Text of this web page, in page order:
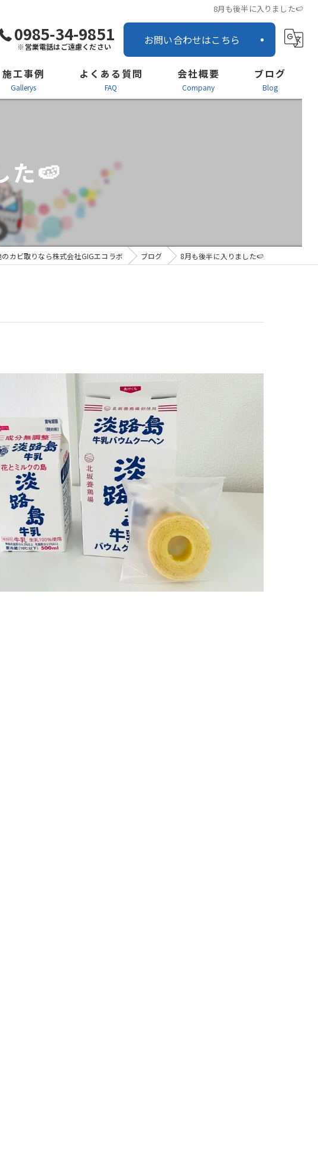
8月も後半に入りました🍉
0985-34-9851
※営業電話はご遠慮ください お問い合わせはこちら
施工
施工事例
gallerys
よくある質問
FAQ
会社概要
company
ブログ
blog
た🍉
カビ取りなら株式会社GIGエコラボ ブログ 8月も後半に入りました🍉